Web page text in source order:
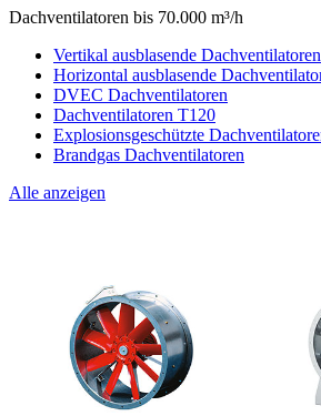
Dachventilatoren bis 70.000 m³/h
Vertikal ausblasende Dachventilatoren
Horizontal ausblasende
DVEC Dachventilatoren
Dachventilatoren T120
Explosionsgeschützte
Brandgas Dachventilatoren
Alle anzeigen